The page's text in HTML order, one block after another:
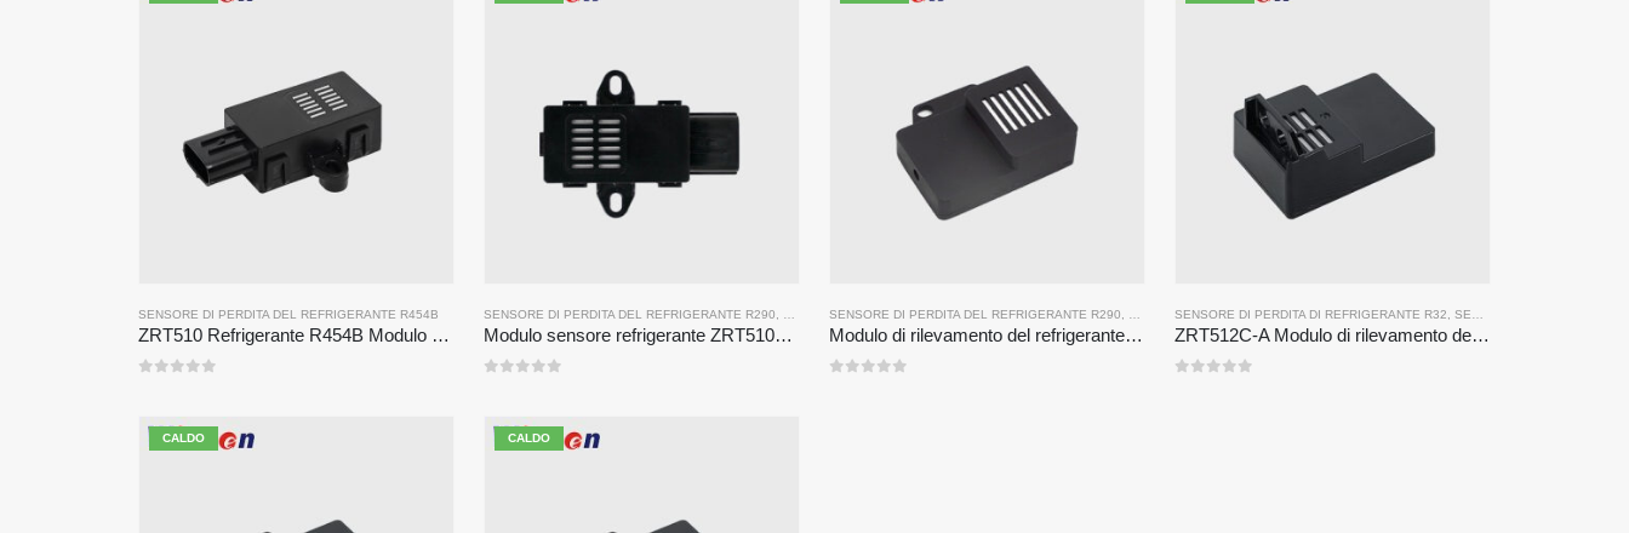
SENSORE DI PERDITA DEL REFRIGERANTE R454B
ZRT510 Refrigerante R454B Modulo sensore-Sensore refrigerante NDIR ad alte prestazioni
SENSORE DI PERDITA DEL REFRIGERANTE R290, SENSORE DEL GAS REFRIGERANTE
Modulo sensore refrigerante ZRT510E-R290
SENSORE DI PERDITA DEL REFRIGERANTE R290, SENSORE DEL GAS REFRIGERANTE
Modulo di rilevamento del refrigerante serie ZRT512
SENSORE DI PERDITA DI REFRIGERANTE R32, SENSORE DI PERDITA DEL REFRIGERANTE R290
ZRT512C-A Modulo di rilevamento del refrigerante | Sensore di gas NDIR per R32, R454B, R290 | Alimentazione ad ampio tensione
CALDO CALDO